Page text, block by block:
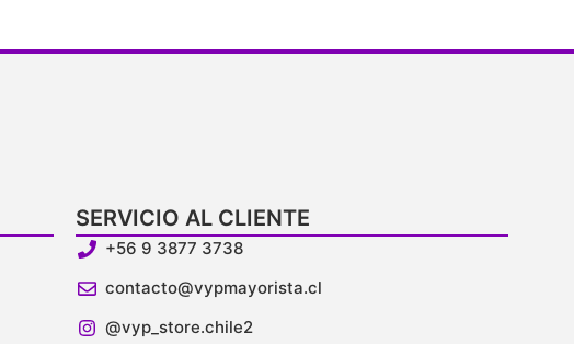
SERVICIO AL CLIENTE
+56 9 3877 3738
contacto@vypmayorista.cl
@vyp_store.chile2